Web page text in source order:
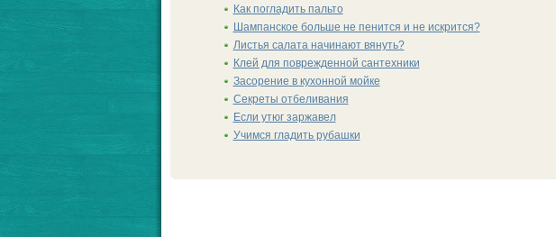
Как погладить пальто
Шампанскoе больше не пенится и не искрится?
Листья салата начинают вянуть?
Клей для поврежденной сантехники
Заcoрение в кухонной мойке
Секреты отбеливания
Если утюг заржавел
Учимся гладить рубашки